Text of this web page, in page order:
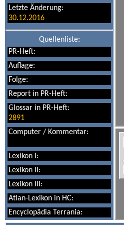
Letzte Änderung:
30.12.2016
Quellenliste:
PR-Heft:
Auflage:
Folge:
Report in PR-Heft:
Glossar in PR-Heft:
2891
Computer / Kommentar:
Lexikon I:
Lexikon II:
Lexikon III:
Atlan-Lexikon in HC:
Encyclopädia Terrania: